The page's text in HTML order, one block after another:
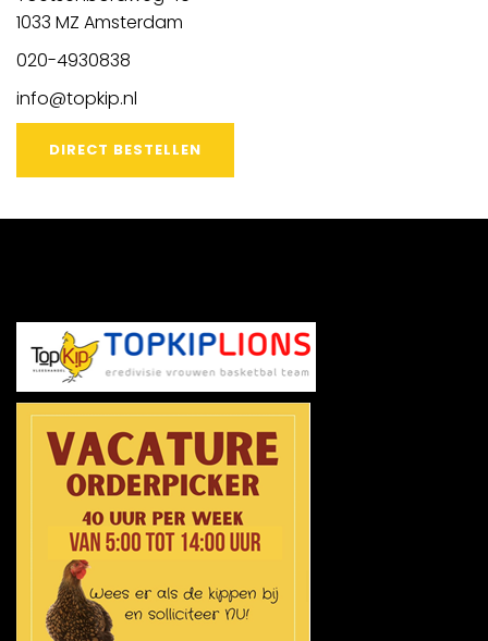
1033 MZ Amsterdam
020-4930838
info@topkip.nl
DIRECT BESTELLEN